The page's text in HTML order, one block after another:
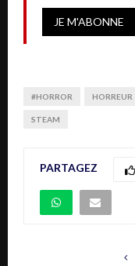
#HORROR HORREUR
STEAM
PARTAGEZ